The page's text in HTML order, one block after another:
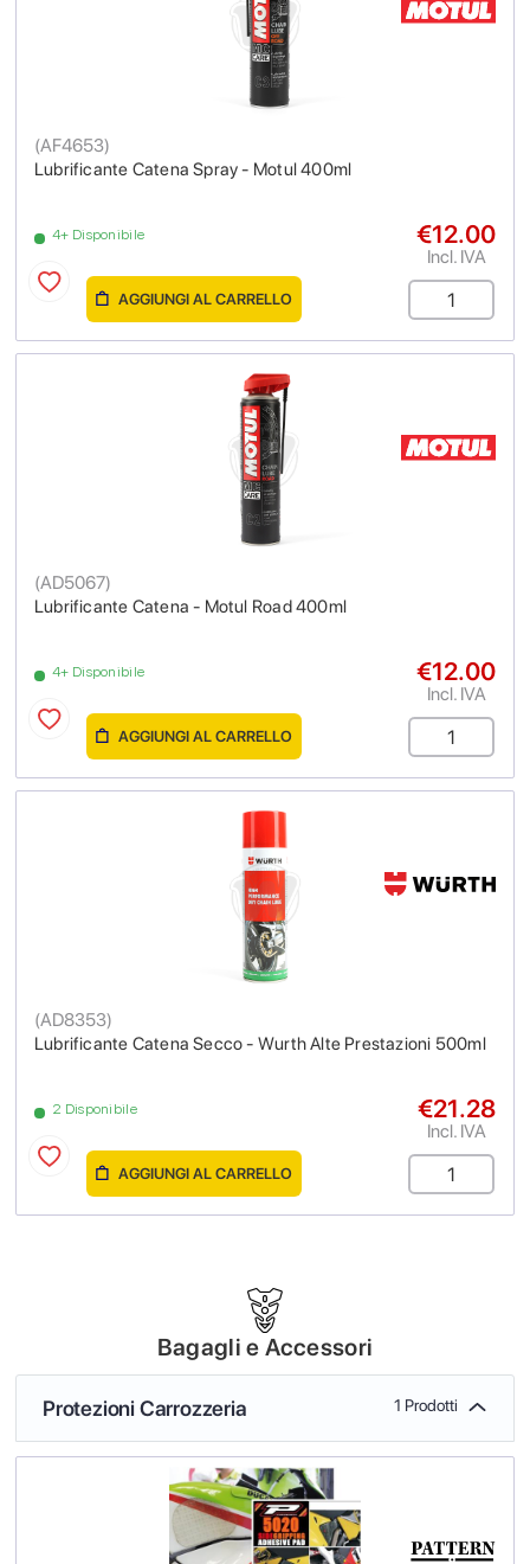
Lubrificante Catena Spray - Motul 400ml
(AF4653)
4+ Disponibile €12.00
Incl. IVA
AGGIUNGI AL CARRELLO
Lubrificante Catena - Motul Road 400ml
(AD5067)
4+ Disponibile €12.00
Incl. IVA
AGGIUNGI AL CARRELLO
Lubrificante Catena Secco - Wurth Alte Prestazioni 500ml
(AD8353)
2 Disponibile €21.28
Incl. IVA
AGGIUNGI AL CARRELLO
Bagagli e Accessori
Protezioni Carrozzeria 1 Prodotti